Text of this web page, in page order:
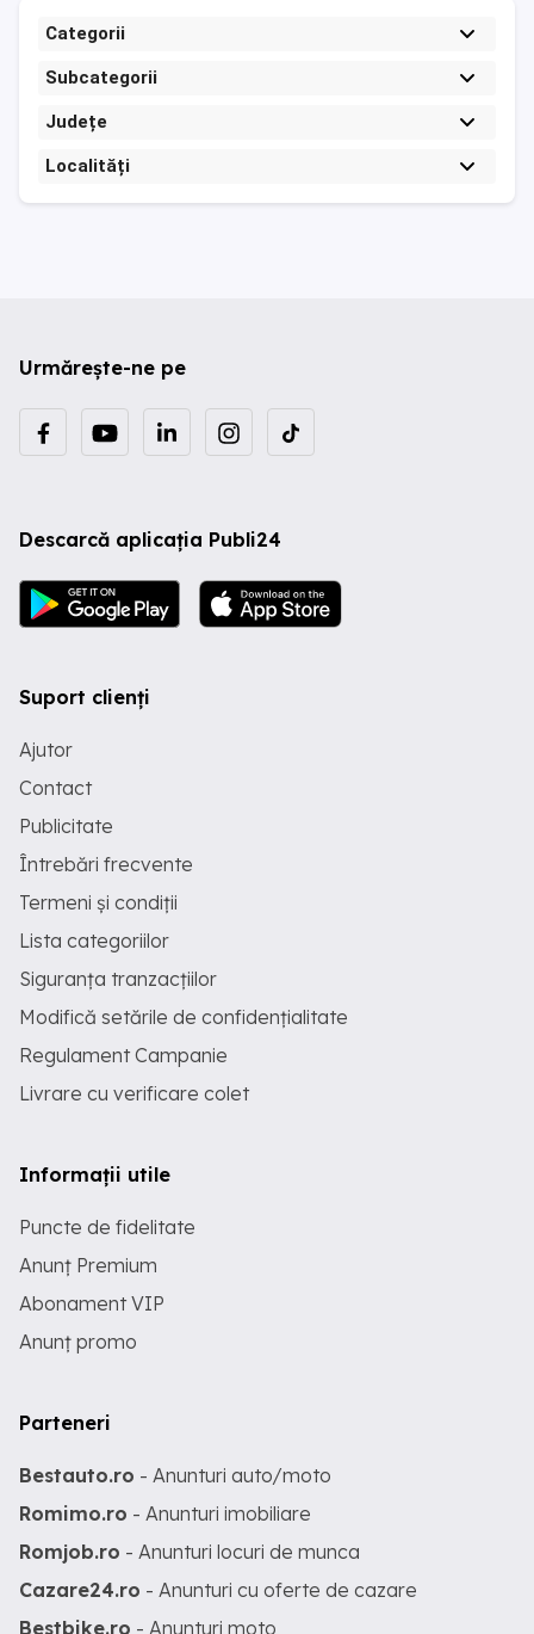
Categorii
Subcategorii
Județe
Localități
Urmărește-ne pe
Descarcă aplicația Publi24
Suport clienți
Ajutor
Contact
Publicitate
Întrebări frecvente
Termeni și condiții
Lista categoriilor
Siguranța tranzacțiilor
Modifică setările de confidențialitate
Regulament Campanie
Livrare cu verificare colet
Informații utile
Puncte de fidelitate
Anunț Premium
Abonament VIP
Anunț promo
Parteneri
Bestauto.ro - Anunturi auto/moto
Romimo.ro - Anunturi imobiliare
Romjob.ro - Anunturi locuri de munca
Cazare24.ro - Anunturi cu oferte de cazare
Bestbike.ro - Anunturi moto